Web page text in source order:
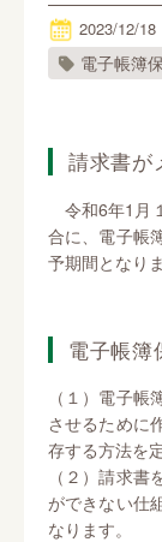
2023/12/18
電子帳簿
請求書が
令和6年1月
合に、電子帳
予期間となりま
電子帳簿
（１）電子
させるために
存する方法を
（２）請求
ができない仕
なります。